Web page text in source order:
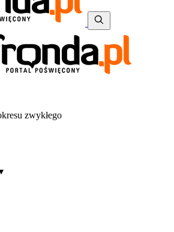
zwykłego